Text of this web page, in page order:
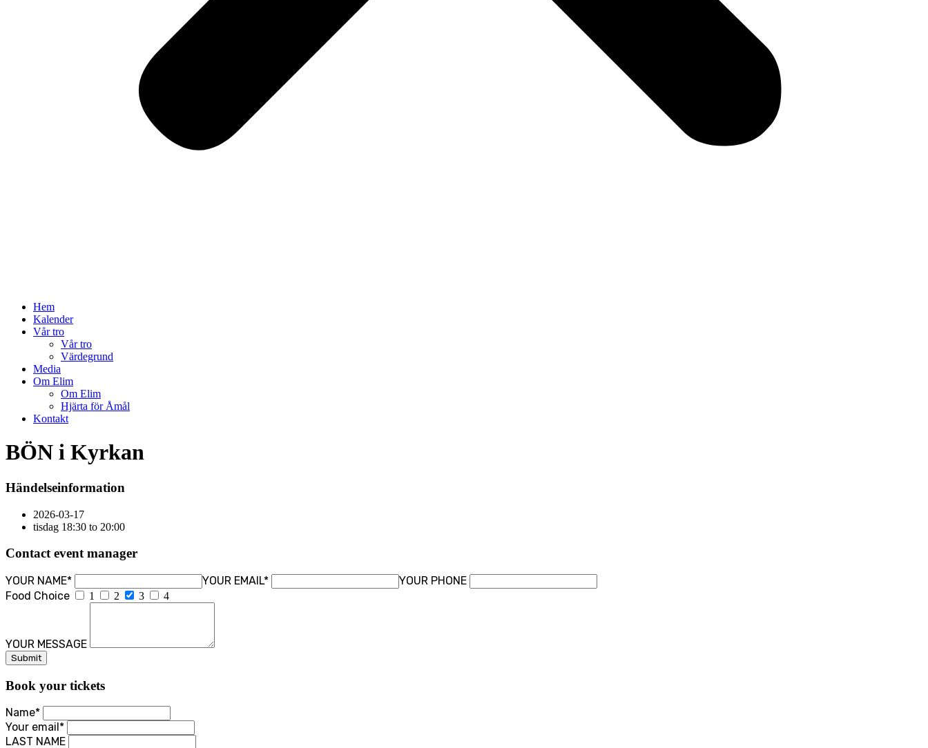
Hem
Kalender
Vår tro
Vår tro
Värdegrund
Media
Om Elim
Om Elim
Hjärta för Åmål
Kontakt
BÖN i Kyrkan
Händelseinformation
2026-03-17
tisdag 18:30 to 20:00
Contact event manager
YOUR NAME* YOUR EMAIL*
YOUR PHONE
Food Choice
1 2 3 4
YOUR MESSAGE
Book your tickets
Name*
Your email*
LAST NAME